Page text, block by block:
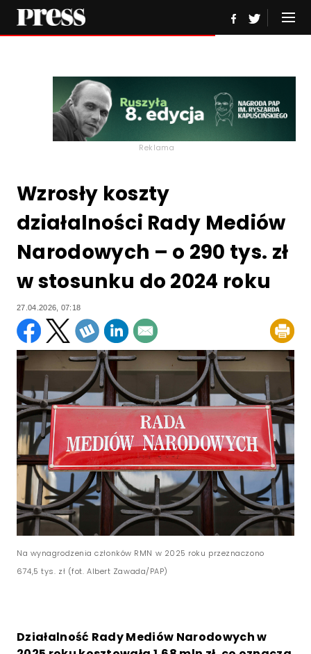
Reklama
Wzrosły koszty
działalności Rady Mediów
Narodowych – o 290 tys. zł
w stosunku do 2024 roku
27.04.2026, 07:18
Na wynagrodzenia członków RMN w 2025 roku przeznaczono
674,5 tys. zł (fot. Albert Zawada/PAP)
Działalność Rady Mediów Narodowych w